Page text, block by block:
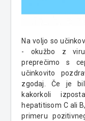
Na voljo so
- okužbo z
preprečimo s
učinkovito
zgodaj. Če je
kakorkoli
hepatitisom C ali
primeru